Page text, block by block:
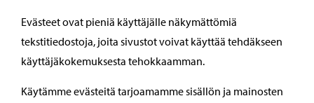
Evästeet ovat pieniä käyttäjälle näkymättömiä
tekstitiedostoja, joita sivustot voivat käyttää tehdäkseen
käyttäjäkokemuksesta tehokkaamman.
Käytämme evästeitä tarjoamamme sisällön ja mainosten